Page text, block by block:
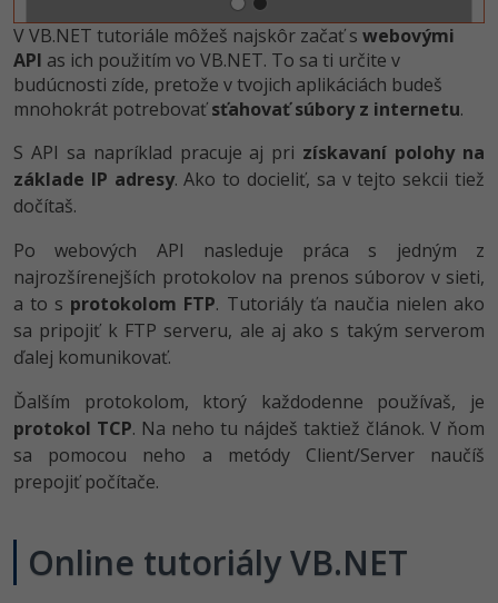
Marketing -30%
WordPress
UX
Copywriting -30%
MS Office -80%
Google Dokumenty
Time management
Linux a UNIX
HTML/CSS -80%
Photoshop -80%
Adobe Lightroom -30%
Adobe XD
Adobe InDesign -25%
Adobe After Effects
Blender
Inkscape
Video
Príbehy absolventov
Blog
Kariéra
V VB.NET tutoriále môžeš najskôr začať s webovými
API as ich použitím vo VB.NET. To sa ti určite v
budúcnosti zíde, pretože v tvojich aplikáciách budeš
mnohokrát potrebovaťsťahovať súbory z internetu.
S API sa napríklad pracuje aj pri získavaní polohy na
základe IP adresy. Ako to docieliť, sa v tejto sekcii tiež
dočítaš.
Po webových API nasleduje práca s jedným z
najrozšírenejších protokolov na prenos súborov v sieti,
a to s protokolom FTP. Tutoriály ťa naučia nielen ako
sa pripojiť k FTP serveru, ale aj ako s takým serverom
ďalej komunikovať.
Ďalším protokolom, ktorý každodenne používaš, je
protokol TCP. Na neho tu nájdeš taktiež článok. V ňom
sa pomocou neho a metódy Client/Server naučíš
prepojiť počítače.
Online tutoriály VB.NET